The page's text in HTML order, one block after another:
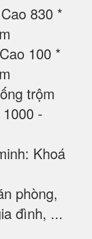
830 *
100 *
trộm
-
Khoá
phòng,
đình, ...